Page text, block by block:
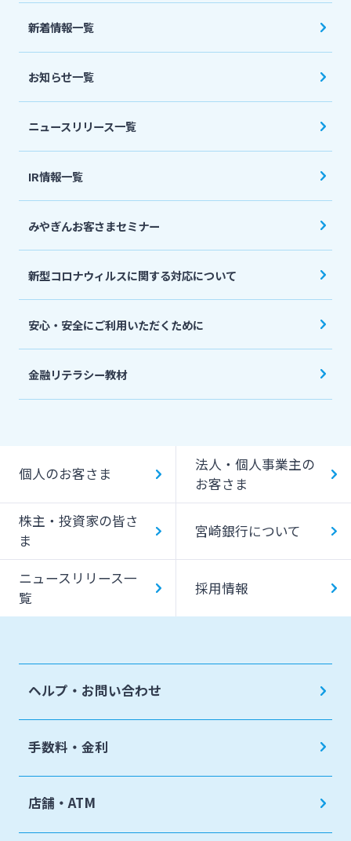
法人・個人事業主のお客さま
宮崎銀行について
ニュースリリース一覧
採用情報
お問い合わせ先一覧
新着情報一覧
お知らせ一覧
ニュースリリース一覧
IR情報一覧
みやぎんお客さまセミナー
新型コロナウィルスに関する対応について
安心・安全にご利用いただくために
金融リテラシー教材
個人のお客さま
法人・個人事業主の
お客さま
株主・投資家の皆さ
ま
宮崎銀行について
ニュースリリース一
覧
採用情報
ヘルプ・お問い合わせ
手数料・金利
店舗・ATM